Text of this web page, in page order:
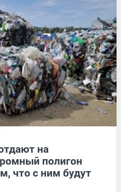
на
полигон
что с ним будут